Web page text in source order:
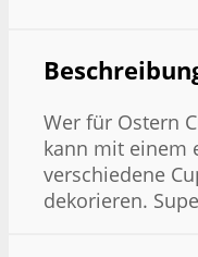
Wer für Ostern
kann mit einem
verschiedene
dekorieren.